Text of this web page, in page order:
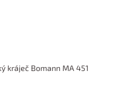
kráječ Bomann MA 451